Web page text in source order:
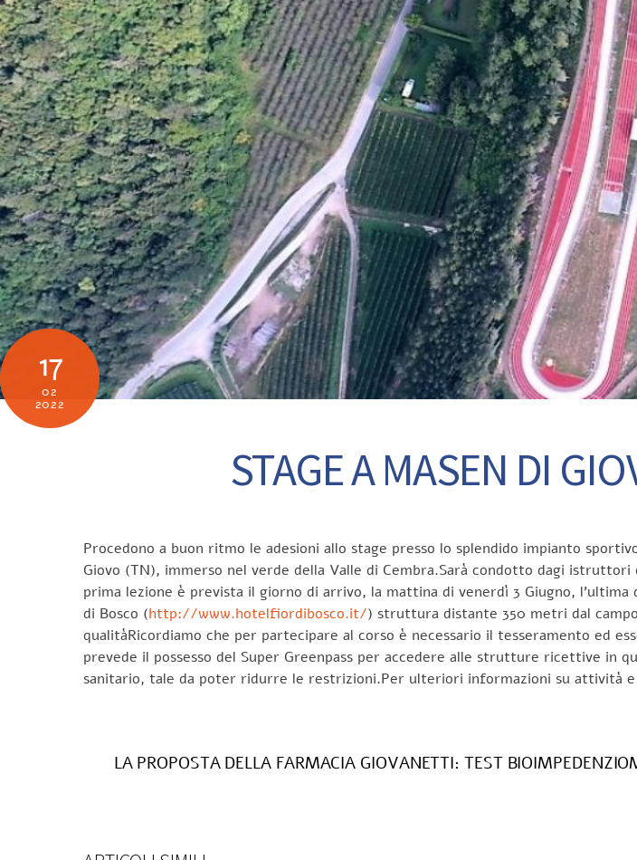
17
02
2022
STAGE A MASEN DI
Procedono a buon ritmo le adesioni allo stage presso lo splendido impianto
Giovo (TN), immerso nel verde della Valle di Cembra.Sarà condotto dagi istruttori
prima lezione è prevista il giorno di arrivo, la mattina di venerdì 3 Giugno,
di Bosco (http://www.hotelfiordibosco.it/) struttura distante 350 metri dal
qualitàRicordiamo che per partecipare al corso è necessario il tesseramento ed
prevede il possesso del Super Greenpass per accedere alle strutture ricettive in
sanitario, tale da poter ridurre le restrizioni.Per ulteriori informazioni su attività e
LA PROPOSTA DELLA FARMACIA GIOVANETTI: TEST